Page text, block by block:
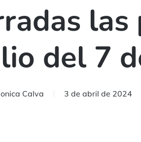
del 7
Calva 3 de abril de 2024